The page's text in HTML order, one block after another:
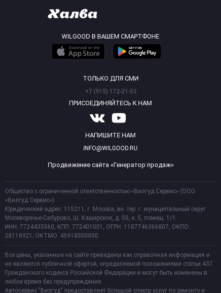
WILGOOD В ВАШЕМ СМАРТФОНЕ
ТОЛЬКО ДЛЯ СМИ
+7 (915) 172-21-53
ПРИСОЕДИНЯЙТЕСЬ К НАМ
НАПИШИТЕ НАМ
INFO@WILGOOD.RU
Продвижение сайта «Генератор продаж»
Общество с ограниченной ответственностью «Вилгуд Сервис» (ООО
«Вилгуд Сервис»)
Юридический адрес: 115211, г. Москва, вн. тер. г. муниципальный округ
Москворечье-Сабурово, Ш. Каширское, д. 55, к. 5, помещ. 1/1.
ИНН: 7724435560, КПП: 772401001, ОГРН: 1187746366807, ОКПО:
28118921; ОКТМО: 45918000000
Все цены, указанные на сайте приведены как справочная информация и
не являются публичной офертой, определяемой положениями статьи 437
Гражданского кодекса Российской Федерации и могут быть изменены в
любое время без предупреждения.
Автосервис "Вилгуд" предоставляет большой спектр услуг по ремонту и